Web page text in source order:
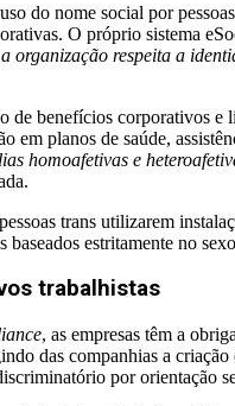
do nome social por
O próprio sistema
organização respeita a
de benefícios corporativos
em planos de saúde,
homoafetivas e
trans utilizarem
estritamente no
trabalhistas
, as empresas têm a
das companhias a
por orientação